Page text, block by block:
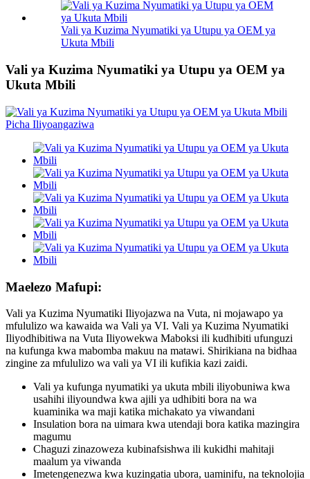
Vali ya Kuzima Nyumatiki ya Utupu ya OEM ya
Ukuta Mbili
Vali ya Kuzima Nyumatiki ya Utupu ya OEM ya
Ukuta Mbili
Maelezo Mafupi:
Vali ya Kuzima Nyumatiki Iliyojazwa na Vuta, ni mojawapo ya
mfululizo wa kawaida wa Vali ya VI. Vali ya Kuzima Nyumatiki
Iliyodhibitiwa na Vuta Iliyowekwa Maboksi ili kudhibiti ufunguzi
na kufunga kwa mabomba makuu na matawi. Shirikiana na bidhaa
zingine za mfululizo wa vali ya VI ili kufikia kazi zaidi.
Vali ya kufunga nyumatiki ya ukuta mbili iliyobuniwa kwa
usahihi iliyoundwa kwa ajili ya udhibiti bora na wa
kuaminika wa maji katika michakato ya viwandani
Insulation bora na uimara kwa utendaji bora katika mazingira
magumu
Chaguzi zinazoweza kubinafsishwa ili kukidhi mahitaji
maalum ya viwanda
Imetengenezwa kwa kuzingatia ubora, uaminifu, na teknolojia